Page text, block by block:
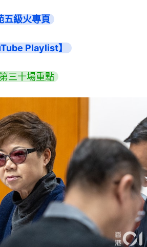
五級火專頁
Playlist】
三十場重點